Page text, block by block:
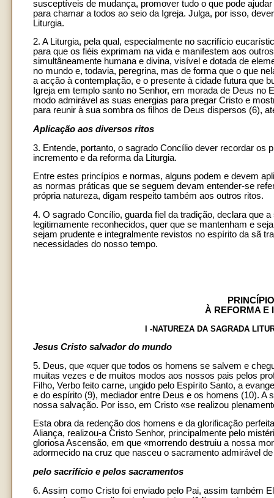
susceptíveis de mudança, promover tudo o que pode
para chamar a todos ao seio da Igreja. Julga, por isso,
Liturgia.
2. A Liturgia, pela qual, especialmente no sacrifício
para que os fiéis exprimam na vida e manifestem aos
simultâneamente humana e divina, visível e dotada de
no mundo e, todavia, peregrina, mas de forma que o que
a acção à contemplação, e o presente à cidade futura que
Igreja em templo santo no Senhor, em morada de Deus
modo admirável as suas energias para pregar Cristo e
para reunir à sua sombra os filhos de Deus dispersos (6),
Aplicação aos diversos ritos
3. Entende, portanto, o sagrado Concílio dever recordar
incremento e da reforma da Liturgia.
Entre estes princípios e normas, alguns podem e devem
as normas práticas que se seguem devam entender-se
própria natureza, digam respeito também aos outros ritos.
4. O sagrado Concílio, guarda fiel da tradição, declara que
legitimamente reconhecidos, quer que se mantenham e
sejam prudente e integralmente revistos no espírito da sã
necessidades do nosso tempo.
À REFORMA E
I -NATUREZA DA SAGRADA
Jesus Cristo salvador do mundo
5. Deus, que «quer que todos os homens se salvem e
muitas vezes e de muitos modos aos nossos pais pelos
Filho, Verbo feito carne, ungido pelo Espírito Santo, a
e do espírito (9), mediador entre Deus e os homens (10). A
nossa salvação. Por isso, em Cristo «se realizou
Esta obra da redenção dos homens e da glorificação
Aliança, realizou-a Cristo Senhor, principalmente pelo
gloriosa Ascensão, em que «morrendo destruiu a nossa
adormecido na cruz que nasceu o sacramento admirável
pelo sacrifício e pelos sacramentos
6. Assim como Cristo foi enviado pelo Pai, assim também